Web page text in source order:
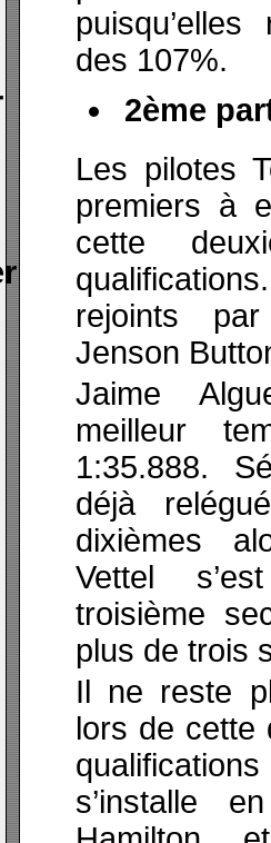
des 107%.
2ème
Les pilotes
premiers à
cette
rejoints
Jenson
Jaime
meilleur
1:35.888.
déjà
dixièmes
Vettel
troisième
plus de trois
Il ne reste
lors de cette
s’installe